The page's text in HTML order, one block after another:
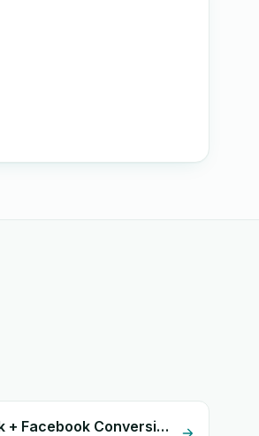
DirDyalk + Facebook Conversion API (CAPI)